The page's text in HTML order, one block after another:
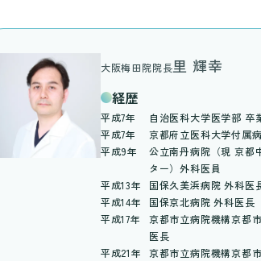
大阪梅田院院長里 輝幸
経歴
平成7年
自治医科大学医学部 卒
平成7年
京都府立医科大学付属
平成9年
公立南丹病院（現 京都
ター）外科医員
平成13年
国保久美浜病院 外科医
平成14年
国保京北病院 外科医長
平成17年
京都市立病院機構京都
医長
平成21年
京都市立病院機構京都